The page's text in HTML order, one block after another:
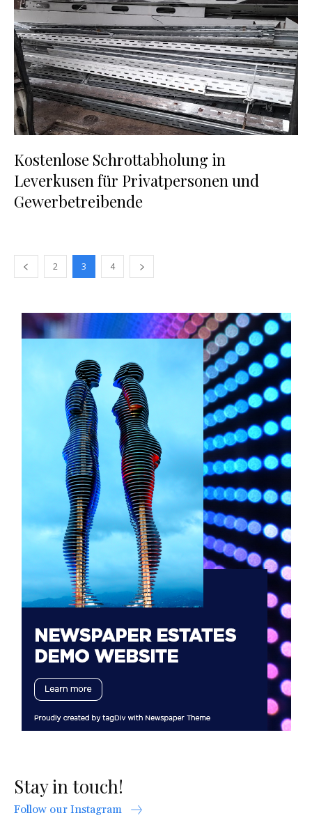
Kostenlose Schrottabholung in
Leverkusen für Privatpersonen und
Gewerbetreibende
2 3 4
Stay in touch!
Follow our Instagram